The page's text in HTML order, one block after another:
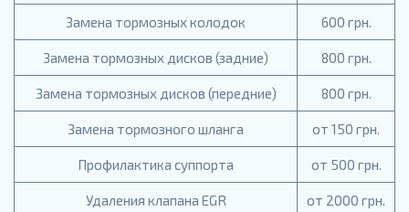
Замена тормозных колодок 600 грн.
Замена тормозных дисков (задние) 800 грн.
Замена тормозных дисков (передние) 800 грн.
Замена тормозного шланга от 150 грн.
Профилактика суппорта от 500 грн.
Удаления клапана EGR от 2000 грн.